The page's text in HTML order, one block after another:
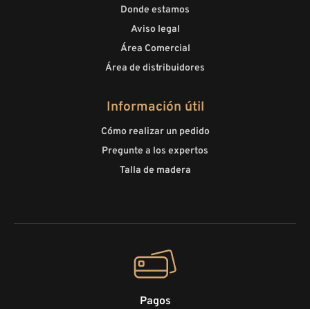
Donde estamos
Aviso legal
Área Comercial
Área de distribuidores
Información útil
Cómo realizar un pedido
Pregunte a los expertos
Talla de madera
Pagos